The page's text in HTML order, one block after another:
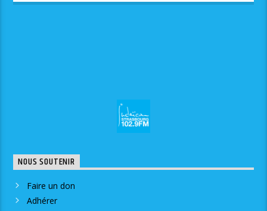
NOUS SOUTENIR
Faire un don
Adhérer